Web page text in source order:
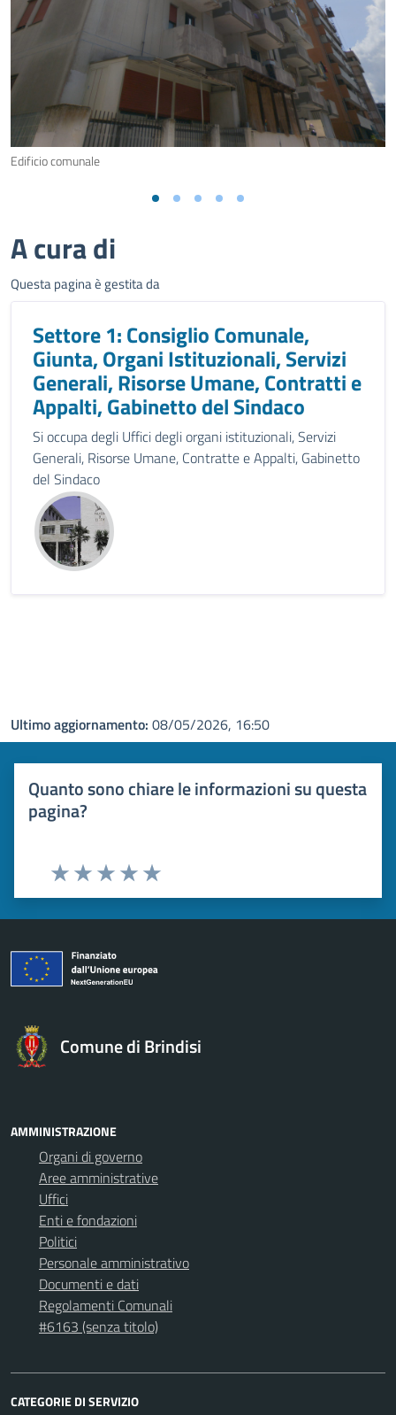
Edificio comunale
A cura di
Questa pagina è gestita da
Settore 1: Consiglio Comunale,
Giunta, Organi Istituzionali, Servizi
Generali, Risorse Umane, Contratti e
Appalti, Gabinetto del Sindaco
Si occupa degli Uffici degli organi istituzionali, Servizi
Generali, Risorse Umane, Contratte e Appalti, Gabinetto
del Sindaco
Ultimo aggiornamento: 08/05/2026, 16:50
Quanto sono chiare le informazioni su questa
pagina?
Valuta 5 stelle su 5
Valuta 4 stelle su 5
Valuta 3 stelle su 5
Valuta 2 stelle su 5
Valuta 1 stelle su 5
Comune di Brindisi
AMMINISTRAZIONE
Organi di governo
Aree amministrative
Uffici
Enti e fondazioni
Politici
Personale amministrativo
Documenti e dati
Regolamenti Comunali
#6163 (senza titolo)
CATEGORIE DI SERVIZIO